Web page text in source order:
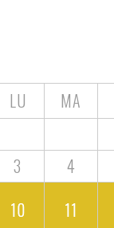
LU MA
3
4
10
11